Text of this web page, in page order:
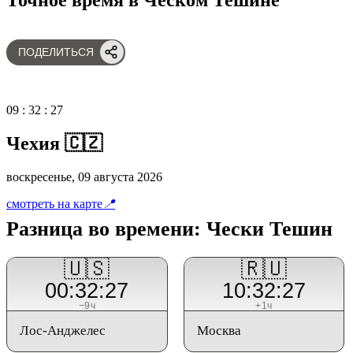
ПОДЕЛИТЬСЯ
09 : 32 : 27
Чехия 🇨🇿
воскресенье, 09 августа 2026
смотреть на карте 📍
Разница во времени: Чески Тешин
🇺🇸
00:32:27
−9ч
Лос-Анджелес
🇷🇺
10:32:27
+1ч
Москва